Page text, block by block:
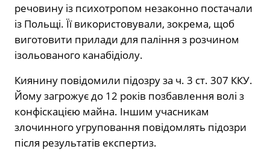
речовину із психотропом незаконно постачали
із Польщі. Її використовували, зокрема, щоб
виготовити прилади для паління з розчином
ізольованого канабідіолу.
Киянину повідомили підозру за ч. 3 ст. 307 ККУ.
Йому загрожує до 12 років позбавлення волі з
конфіскацією майна. Іншим учасникам
злочинного угруповання повідомлять підозри
після результатів експертиз.